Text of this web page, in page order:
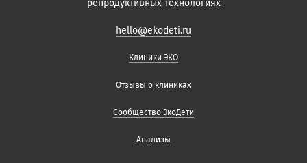
репродуктивных технологиях
hello@ekodeti.ru
Клиники ЭКО
Отзывы о клиниках
Сообщество ЭкоДети
Анализы